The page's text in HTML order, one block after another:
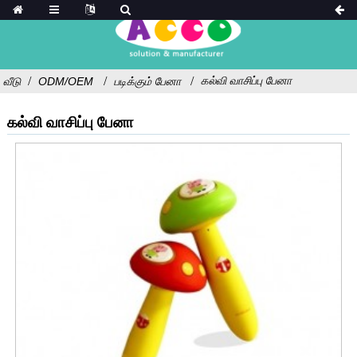
வீடு ODM/OEM படிக்கும் பேனா கல்வி வாசிப்பு பேனா
கல்வி வாசிப்பு பேனா